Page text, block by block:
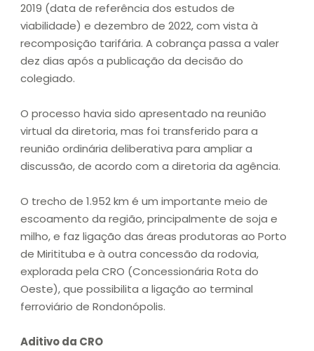
2019 (data de referência dos estudos de
viabilidade) e dezembro de 2022, com vista à
recomposição tarifária. A cobrança passa a valer
dez dias após a publicação da decisão do
colegiado.
O processo havia sido apresentado na reunião
virtual da diretoria, mas foi transferido para a
reunião ordinária deliberativa para ampliar a
discussão, de acordo com a diretoria da agência.
O trecho de 1.952 km é um importante meio de
escoamento da região, principalmente de soja e
milho, e faz ligação das áreas produtoras ao Porto
de Miritituba e à outra concessão da rodovia,
explorada pela CRO (Concessionária Rota do
Oeste), que possibilita a ligação ao terminal
ferroviário de Rondonópolis.
Aditivo da CRO